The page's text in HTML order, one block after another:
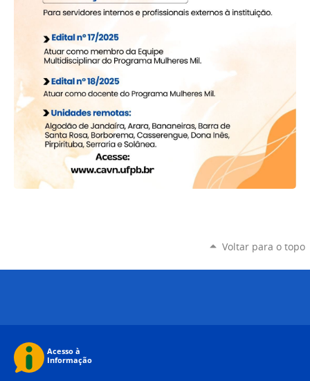
Voltar para o topo